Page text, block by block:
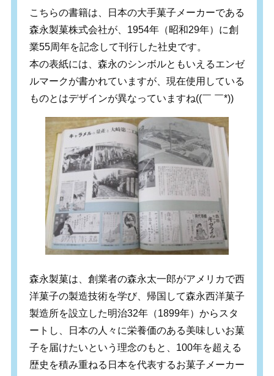
こちらの書籍は、日本の大手菓子メーカーである
森永製菓株式会社が、1954年（昭和29年）に創
業55周年を記念して刊行した社史です。
本の表紙には、森永のシンボルともいえるエンゼ
ルマークが書かれていますが、現在使用している
ものとはデザインが異なっていますね((￣ ￣*))
森永製菓は、創業者の森永太一郎がアメリカで西
洋菓子の製造技術を学び、帰国して森永西洋菓子
製造所を設立した明治32年（1899年）からスタ
ートし、日本の人々に栄養価のある美味しいお菓
子を届けたいという理念のもと、100年を超える
歴史を積み重ねる日本を代表するお菓子メーカー